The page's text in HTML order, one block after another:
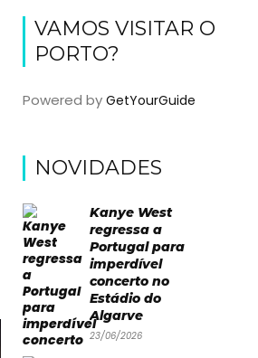
VAMOS VISITAR O
PORTO?
Powered byGetYourGuide
NOVIDADES
Kanye West
regressa a
Portugal para
imperdível
concerto no
Estádio do
Algarve
23/06/2026